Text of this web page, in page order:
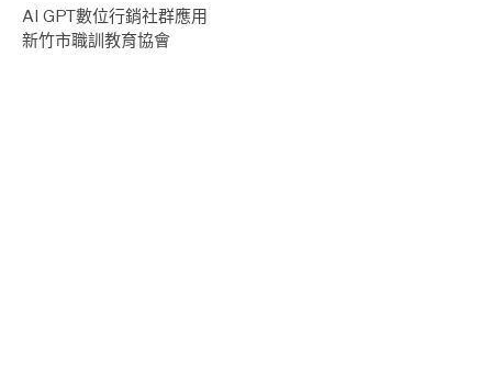
AI GPT數位行銷社群應用
新竹市職訓教育協會